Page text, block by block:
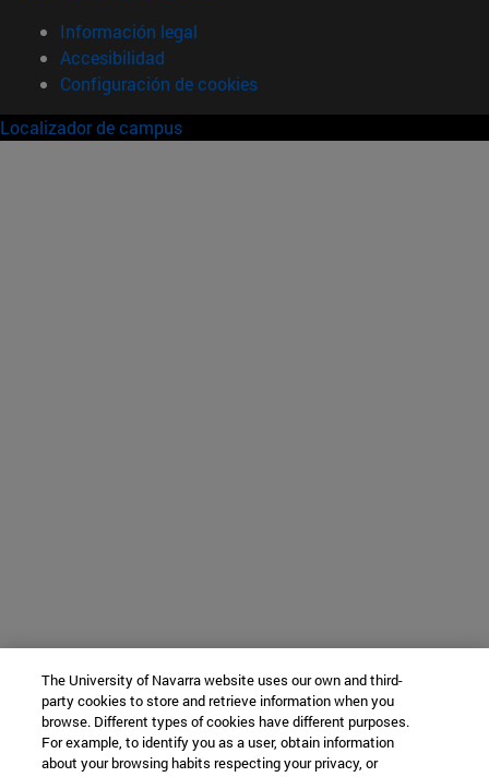
Información legal
Accesibilidad
Configuración de cookies
Localizador de campus
The University of Navarra website uses our own and third-
party cookies to store and retrieve information when you
browse. Different types of cookies have different purposes.
For example, to identify you as a user, obtain information
about your browsing habits respecting your privacy, or